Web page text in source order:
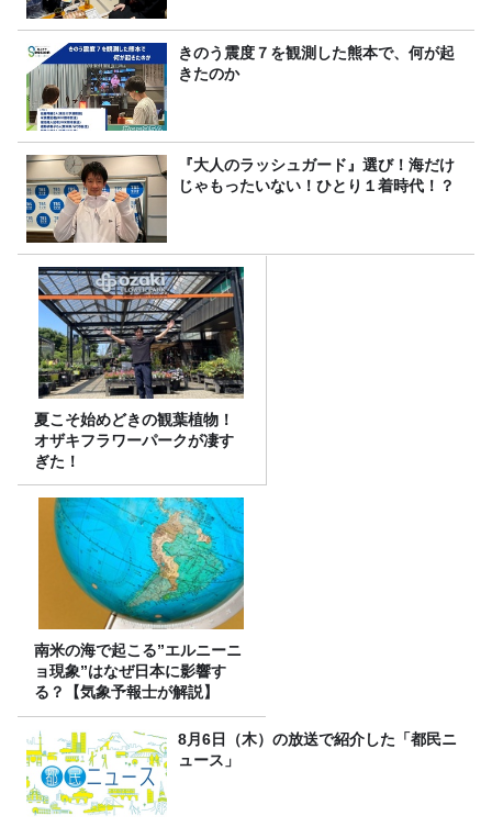
きのう震度７を観測した熊本で、何が起
きたのか
『大人のラッシュガード』選び！海だけ
じゃもったいない！ひとり１着時代！？
夏こそ始めどきの観葉植物！
オザキフラワーパークが凄す
ぎた！
南米の海で起こる”エルニーニ
ョ現象”はなぜ日本に影響す
る？【気象予報士が解説】
8月6日（木）の放送で紹介した「都民ニ
ュース」